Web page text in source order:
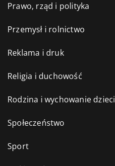
Prawo, rząd i polityka
Przemysł i rolnictwo
Reklama i druk
Religia i duchowość
Rodzina i wychowanie dzieci
Społeczeństwo
Sport